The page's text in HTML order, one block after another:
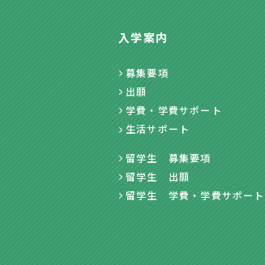
入学案内
募集要項
出願
学費・学費サポート
生活サポート
留学生 募集要項
留学生 出願
留学生 学費・学費サポート